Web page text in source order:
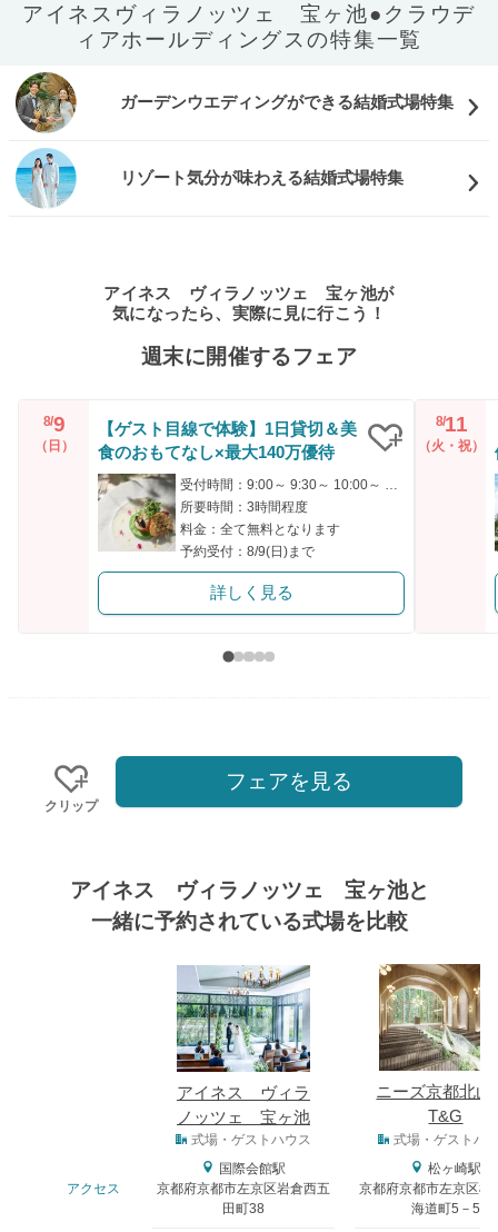
アイネスヴィラノッツェ 宝ヶ池●クラウデ
ィアホールディングスの特集一覧
ガーデンウエディングができる結婚式場特集
リゾート気分が味わえる結婚式場特集
アイネス ヴィラノッツェ 宝ヶ池が
気になったら、実際に見に行こう！
週末に開催するフェア
8/9
（日）
【ゲスト目線で体験】1日貸切＆美
食のおもてなし×最大140万優待
受付時間：9:00～ 9:30～ 10:00～ 15:00～ 16:00～
所要時間：3時間程度
料金：全て無料となります
予約受付：8/9(日)まで
詳しく見る
8/11
（火・祝）
クリップ
フェアを見る
アイネス ヴィラノッツェ 宝ヶ池と
一緒に予約されている式場を比較
アイネス ヴィラ
ノッツェ 宝ヶ池
ニーズ京都北山
T&G
式場・ゲストハウス 式場・ゲストハ
アクセス
国際会館駅
京都府京都市左京区岩倉西五
田町38
松ヶ崎駅
京都府京都市左京区松
海道町5－5